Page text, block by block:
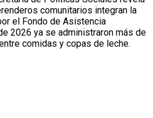
comunitarios integran la
el Fondo de Asistencia
2026 ya se administraron más de
comidas y copas de leche.